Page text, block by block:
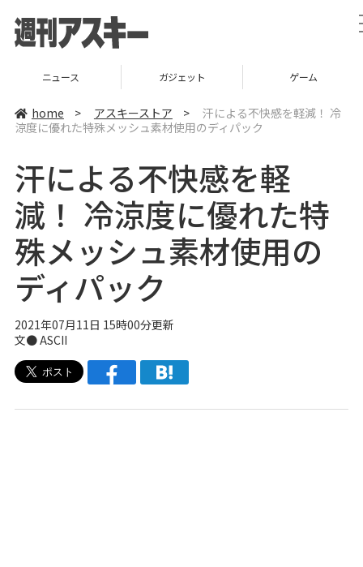
ニュース ガジェット ゲーム
home > アスキーストア >
汗による不快感を軽減！ 冷
涼度に優れた特殊メッシュ素材使用のディパック
汗による不快感を軽
減！ 冷涼度に優れた特
殊メッシュ素材使用の
ディパック
2021年07月11日 15時00分更新
文● ASCII